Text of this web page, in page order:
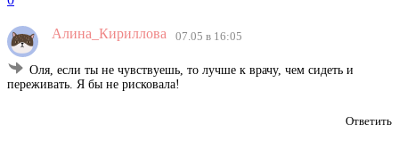
Алина_Кириллова 07.05 в 16:05
Оля, если ты не чувствуешь, то лучше к врачу, чем сидеть и
переживать. Я бы не рисковала!
Ответить